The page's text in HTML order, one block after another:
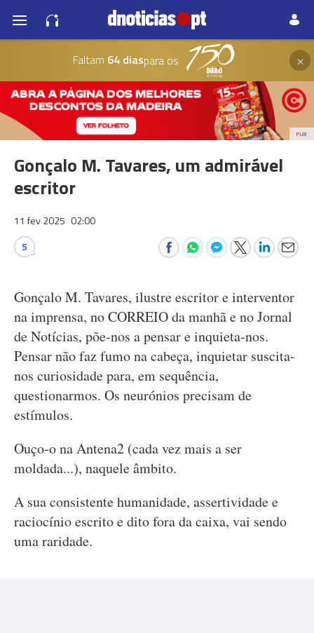
Faltam 64 diaspara os ×
PUB
Gonçalo M. Tavares, um admirável
escritor
11 fev 2025 02:00
5
Gonçalo M. Tavares, ilustre escritor e interventor
na imprensa, no CORREIO da manhã e no Jornal
de Notícias, põe-nos a pensar e inquieta-nos.
Pensar não faz fumo na cabeça, inquietar suscita-
nos curiosidade para, em sequência,
questionarmos. Os neurónios precisam de
estímulos.
Ouço-o na Antena2 (cada vez mais a ser
moldada...), naquele âmbito.
A sua consistente humanidade, assertividade e
raciocínio escrito e dito fora da caixa, vai sendo
uma raridade.